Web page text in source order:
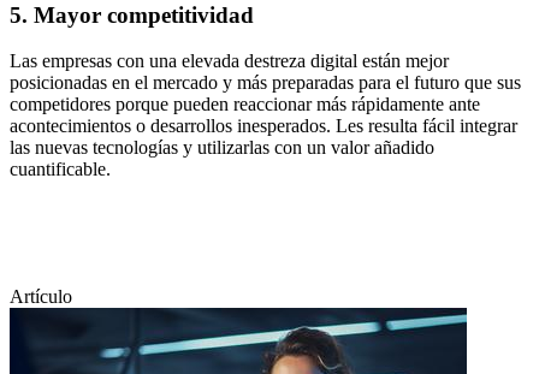
5. Mayor competitividad
Las empresas con una elevada destreza digital están mejor
posicionadas en el mercado y más preparadas para el futuro que sus
competidores porque pueden reaccionar más rápidamente ante
acontecimientos o desarrollos inesperados. Les resulta fácil integrar
las nuevas tecnologías y utilizarlas con un valor añadido
cuantificable.
Artículo